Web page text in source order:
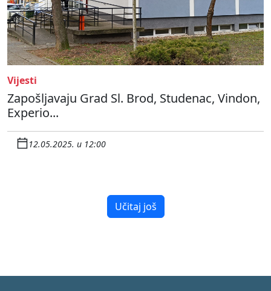
Vijesti
Zapošljavaju Grad Sl. Brod, Studenac, Vindon,
Experio...
12.05.2025. u 12:00
Učitaj još